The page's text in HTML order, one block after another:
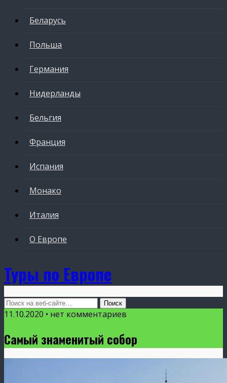
Беларусь
Польша
Германия
Нидерланды
Бельгия
Франция
Испания
Монако
Италия
О Европе
Туры по Европе
11.10.2020 • нет комментариев
Самый знаменитый собор